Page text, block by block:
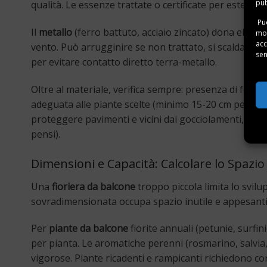
qualità. Le essenze trattate o certificate per esterno
Il metallo (ferro battuto, acciaio zincato) dona
vento. Può arrugginire se non trattato, si scalda
per evitare contatto diretto terra-metallo.
Oltre al materiale, verifica sempre: presenza di fori di
adeguata alle piante scelte (minimo 15-20 cm per
proteggere pavimenti e vicini dai gocciolamenti, e
pensi).
Dimensioni e Capacità: Calcolare lo
Una fioriera da balcone troppo piccola limita lo
sovradimensionata occupa spazio inutile e
Per piante da balcone fiorite annuali (petunie,
per pianta. Le aromatiche perenni (rosmarino,
vigorose. Piante ricadenti e rampicanti richiedono